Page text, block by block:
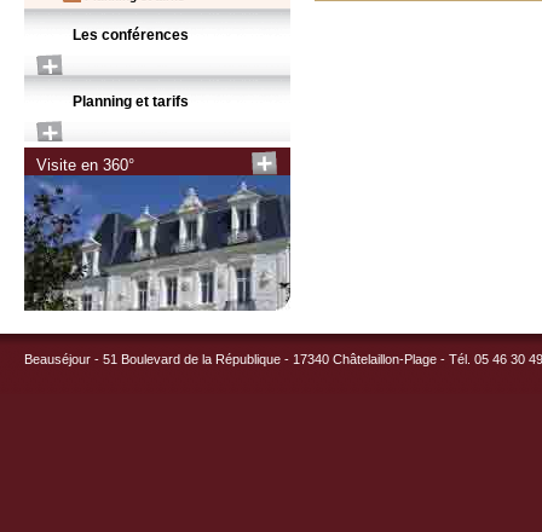
Les conférences
Planning et tarifs
Visite en 360°
Beauséjour - 51 Boulevard de la République - 17340 Châtelaillon-Plage - Tél. 05 46 30